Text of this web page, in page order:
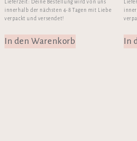
Lieferzeit: Deine Bestellung wird von uns
innerhalb der nächsten 4-8 Tagen mit Liebe
verpackt und versendet!
In den Warenkorb In